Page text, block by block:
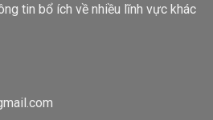
tin bổ ích về nhiều lĩnh vực khác